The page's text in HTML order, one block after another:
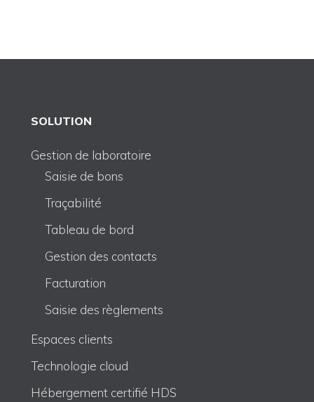
SOLUTION
Gestion de laboratoire
Saisie de bons
Traçabilité
Tableau de bord
Gestion des contacts
Facturation
Saisie des règlements
Espaces clients
Technologie cloud
Hébergement certifié HDS